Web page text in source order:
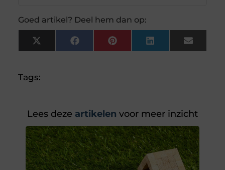
Goed artikel? Deel hem dan op:
X
(Twitter)
FacebookPinterestLinkedInEmail
Tags:
Lees deze artikelen voor meer inzicht